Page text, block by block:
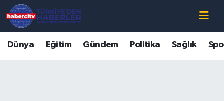
Dünya Eğitim Gündem Politika Sağlık